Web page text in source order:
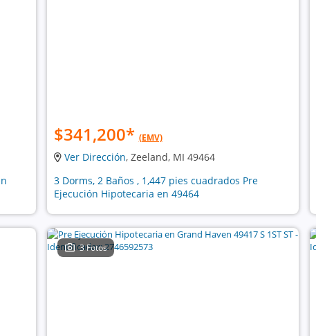
$341,200* (EMV)
Ver Dirección, Zeeland, MI 49464
3 Dorms, 2 Baños , 1,447 pies cuadrados Pre
Ejecución Hipotecaria en 49464
3 Fotos